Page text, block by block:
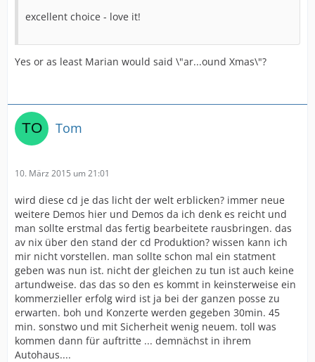
excellent choice - love it!
Yes or as least Marian would said \"ar...ound Xmas\"?
Tom
10. März 2015 um 21:01
wird diese cd je das licht der welt erblicken? immer neue
weitere Demos hier und Demos da ich denk es reicht und
man sollte erstmal das fertig bearbeitete rausbringen. das
av nix über den stand der cd Produktion? wissen kann ich
mir nicht vorstellen. man sollte schon mal ein statment
geben was nun ist. nicht der gleichen zu tun ist auch keine
artundweise. das das so den es kommt in keinsterweise ein
kommerzieller erfolg wird ist ja bei der ganzen posse zu
erwarten. boh und Konzerte werden gegeben 30min. 45
min. sonstwo und mit Sicherheit wenig neuem. toll was
kommen dann für auftritte ... demnächst in ihrem
Autohaus....